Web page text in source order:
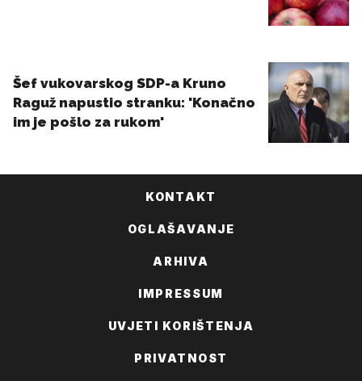
KONTAKT
OGLAŠAVANJE
ARHIVA
IMPRESSUM
UVJETI KORIŠTENJA
PRIVATNOST